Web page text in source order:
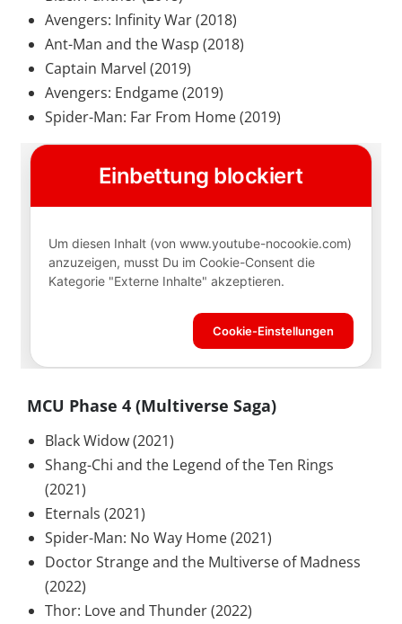
Avengers: Infinity War (2018)
Ant-Man and the Wasp (2018)
Captain Marvel (2019)
Avengers: Endgame (2019)
Spider-Man: Far From Home (2019)
MCU Phase 4 (Multiverse Saga)
Black Widow (2021)
Shang-Chi and the Legend of the Ten Rings
(2021)
Eternals (2021)
Spider-Man: No Way Home (2021)
Doctor Strange and the Multiverse of Madness
(2022)
Thor: Love and Thunder (2022)